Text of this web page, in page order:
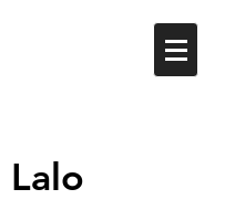
Lalo